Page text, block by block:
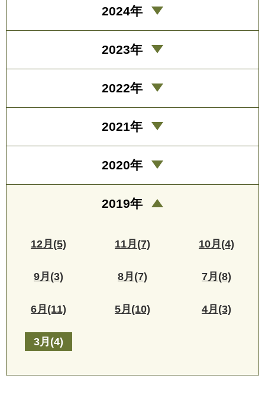
2024年
2023年
2022年
2021年
2020年
2019年
12月(5) 11月(7) 10月(4)
9月(3) 8月(7) 7月(8)
6月(11) 5月(10) 4月(3)
3月(4)